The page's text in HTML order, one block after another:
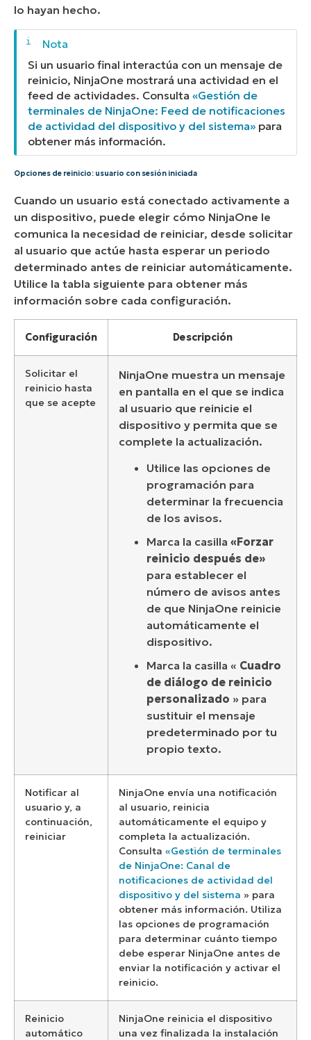
lo hayan hecho.
Si un usuario final interactúa con un mensaje de
reinicio, NinjaOne mostrará una actividad en el
feed de actividades. Consulta «Gestión de
terminales de NinjaOne: Feed de notificaciones
de actividad del dispositivo y del sistema» para
obtener más información.
Opciones de reinicio: usuario con sesión iniciada
Cuando un usuario está conectado activamente a
un dispositivo, puede elegir cómo NinjaOne le
comunica la necesidad de reiniciar, desde solicitar
al usuario que actúe hasta esperar un periodo
determinado antes de reiniciar automáticamente.
Utilice la tabla siguiente para obtener más
información sobre cada configuración.
Configuración Descripción
Solicitar el
reinicio hasta
que se acepte
NinjaOne muestra un mensaje
en pantalla en el que se indica
al usuario que reinicie el
dispositivo y permita que se
complete la actualización.
Utilice las opciones de
programación para
determinar la frecuencia
de los avisos.
Marca la casilla «Forzar
reinicio después de»
para establecer el
número de avisos antes
de que NinjaOne reinicie
automáticamente el
dispositivo.
Marca la casilla « Cuadro
de diálogo de reinicio
personalizado » para
sustituir el mensaje
predeterminado por tu
propio texto.
Notificar al
usuario y, a
continuación,
reiniciar
NinjaOne envía una notificación
al usuario, reinicia
automáticamente el equipo y
completa la actualización.
Consulta «Gestión de terminales
de NinjaOne: Canal de
notificaciones de actividad del
dispositivo y del sistema » para
obtener más información. Utiliza
las opciones de programación
para determinar cuánto tiempo
debe esperar NinjaOne antes de
enviar la notificación y activar el
reinicio.
Reinicio
automático
NinjaOne reinicia el dispositivo
una vez finalizada la instalación